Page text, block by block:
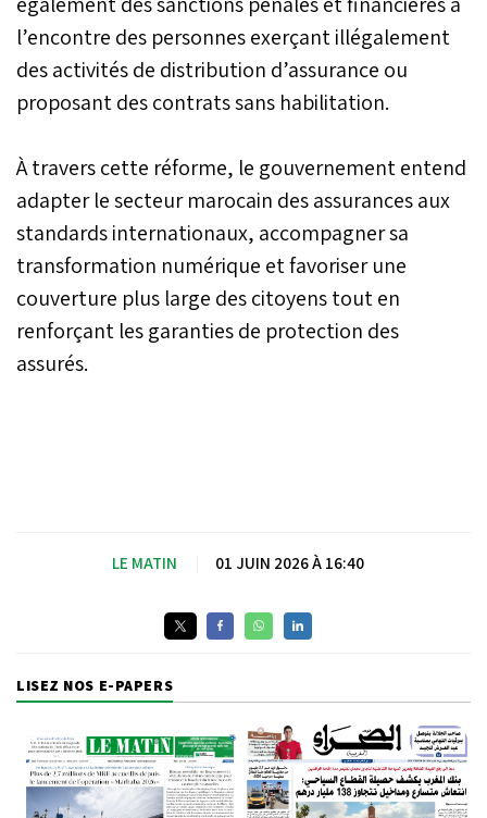
l’encontre des personnes exerçant illégalement
des activités de distribution d’assurance ou
proposant des contrats sans habilitation.
À travers cette réforme, le gouvernement entend
adapter le secteur marocain des assurances aux
standards internationaux, accompagner sa
transformation numérique et favoriser une
couverture plus large des citoyens tout en
renforçant les garanties de protection des
assurés.
LE MATIN 01 JUIN 2026 À 16:40
LISEZ NOS E-PAPERS